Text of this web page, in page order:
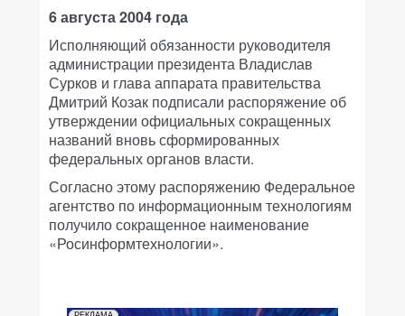
6 августа 2004 года
Исполняющий обязанности руководителя
администрации президента Владислав
Сурков и глава аппарата правительства
Дмитрий Козак подписали распоряжение об
утверждении официальных сокращенных
названий вновь сформированных
федеральных органов власти.
Согласно этому распоряжению Федеральное
агентство по информационным технологиям
получило сокращенное наименование
«Росинформтехнологии».